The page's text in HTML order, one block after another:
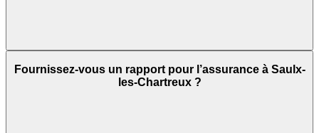
Fournissez-vous un rapport pour l’assurance à Saulx-
les-Chartreux ?